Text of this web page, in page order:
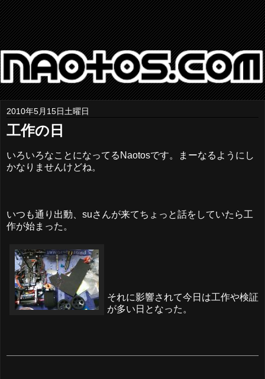
2010年5月15日土曜日
工作の日
いろいろなことになってるNaotosです。まーなるようにし
かなりませんけどね。
いつも通り出動、suさんが来てちょっと話をしていたら工
作が始まった。
それに影響されて今日は工作や検証
が多い日となった。